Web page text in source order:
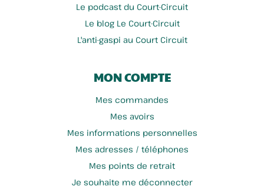
Le podcast du Court-Circuit
Le blog Le Court-Circuit
L'anti-gaspi au Court Circuit
MON COMPTE
Mes commandes
Mes avoirs
Mes informations personnelles
Mes adresses / téléphones
Mes points de retrait
Je souhaite me déconnecter